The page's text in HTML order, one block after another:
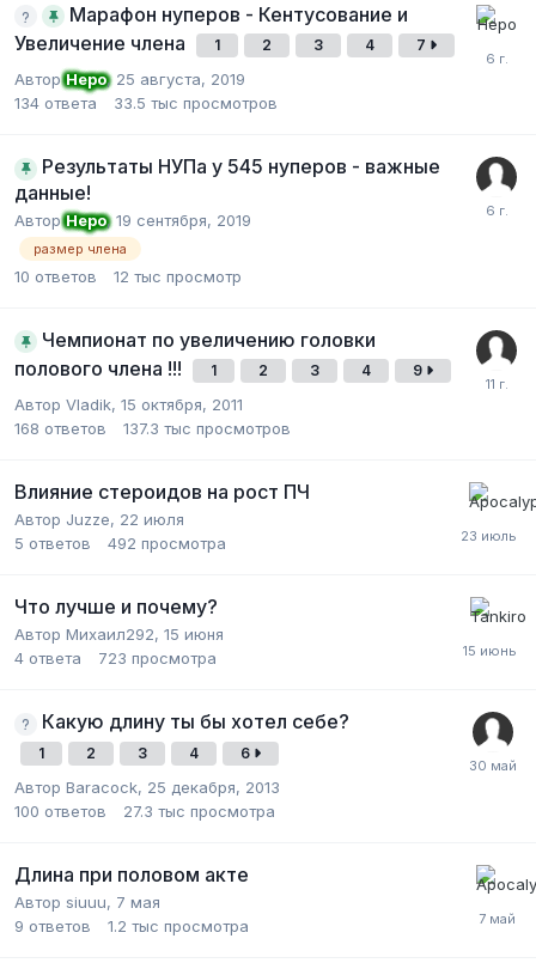
Марафон нуперов - Кентусование и
Увеличение члена
1 2 3 4 7
АвторНеро, 25 августа, 2019
134 ответа 33.5 тыс просмотров
Результаты НУПа у 545 нуперов - важные
данные!
АвторНеро,19 сентября, 2019
размер члена
10 ответов 12 тыс просмотр
Чемпионат по увеличению головки
полового члена !!!
1 2 3 4 9
Автор Vladik, 15 октября, 2011
168 ответов 137.3 тыс просмотров
Влияние стероидов на рост ПЧ
Автор Juzze, 22 июля
5 ответов 492 просмотра
Что лучше и почему?
Автор Михаил292, 15 июня
4 ответа 723 просмотра
Какую длину ты бы хотел себе?
1 2 3 4 6
Автор Baracock, 25 декабря, 2013
100 ответов 27.3 тыс просмотра
Длина при половом акте
Автор siuuu, 7 мая
9 ответов 1.2 тыс просмотра